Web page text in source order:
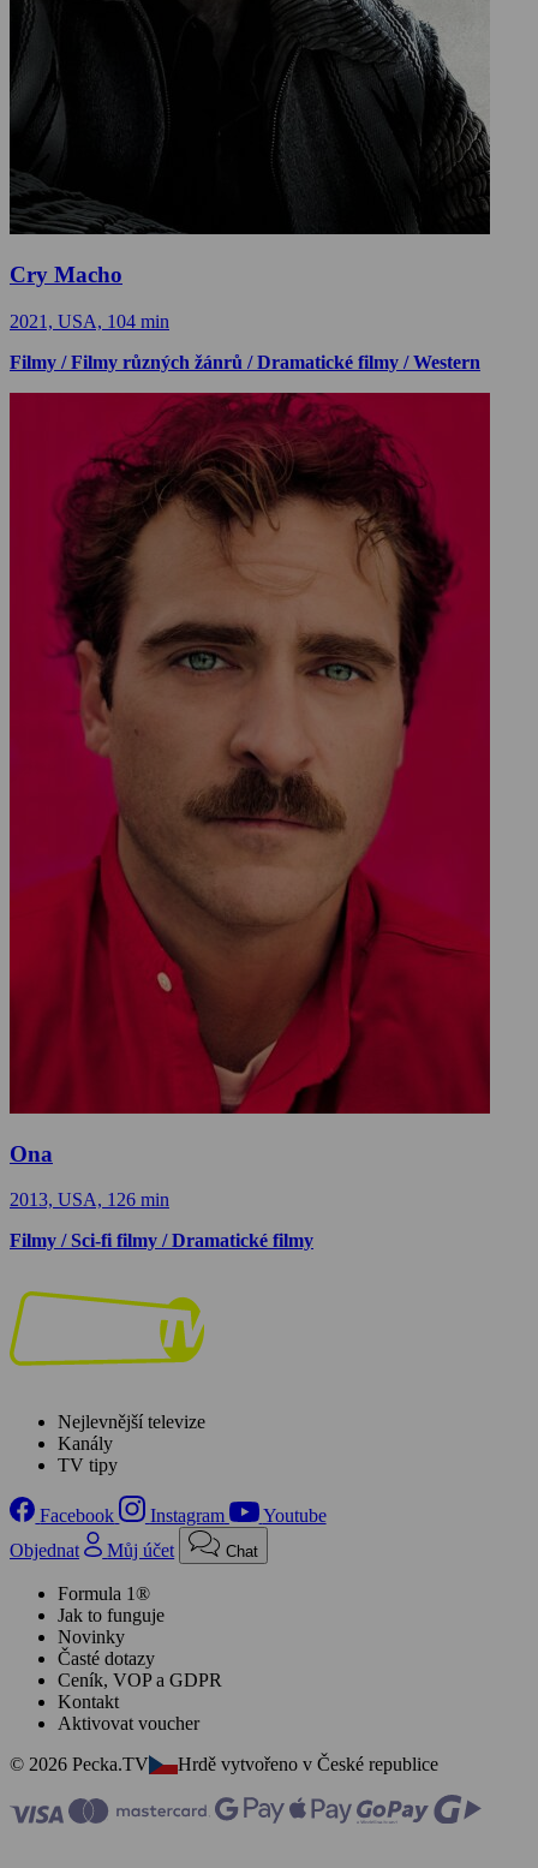
Cry Macho
2021, USA, 104 min
Filmy / Filmy různých žánrů / Dramatické filmy / Western
Ona
2013, USA, 126 min
Filmy / Sci-fi filmy / Dramatické filmy
Nejlevnější televize
Kanály
TV tipy
Facebook Instagram
Youtube
Objednat
Můj účet Chat
Formula 1®
Jak to funguje
Novinky
Časté dotazy
Ceník, VOP a GDPR
Kontakt
Aktivovat voucher
© 2026 Pecka.TV
Hrdě vytvořeno v České republice